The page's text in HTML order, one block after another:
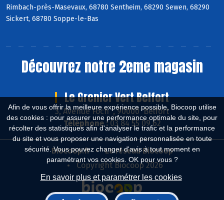
Afin de vous offrir la meilleure expérience possible, Biocoop utilise
des cookies : pour assurer une performance optimale du site, pour
récolter des statistiques afin d'analyser le trafic et la performance
du site et vous proposer une navigation personnalisée en toute
sécurité. Vous pouvez changer d'avis à tout moment en
paramétrant vos cookies. OK pour vous ?
En savoir plus et paramétrer les cookies
Rimbach-près-Masevaux, 68780 Sentheim, 68290 Sewen, 68290
Sickert, 68780 Soppe-le-Bas
Découvrez notre 2eme magasin
Le Grenier Vert Belfort
3, Avenue Foch , 90000 Belfort
Téléphone :03 84 55 09 62
Biocoop.fr
Le réseau Biocoop
Copyright Biocoop 2026